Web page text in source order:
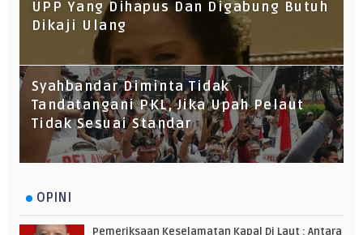
UPP Yang Dihapus Dan Digabung Butuh
Dikaji Ulang
Syahbandar Diminta Tidak
Tandatangani PKL, Jika Upah Pelaut
Tidak Sesuai Standar
OPINI
Pemeriksaan Keselamatan Kapal Di Laut : Antara